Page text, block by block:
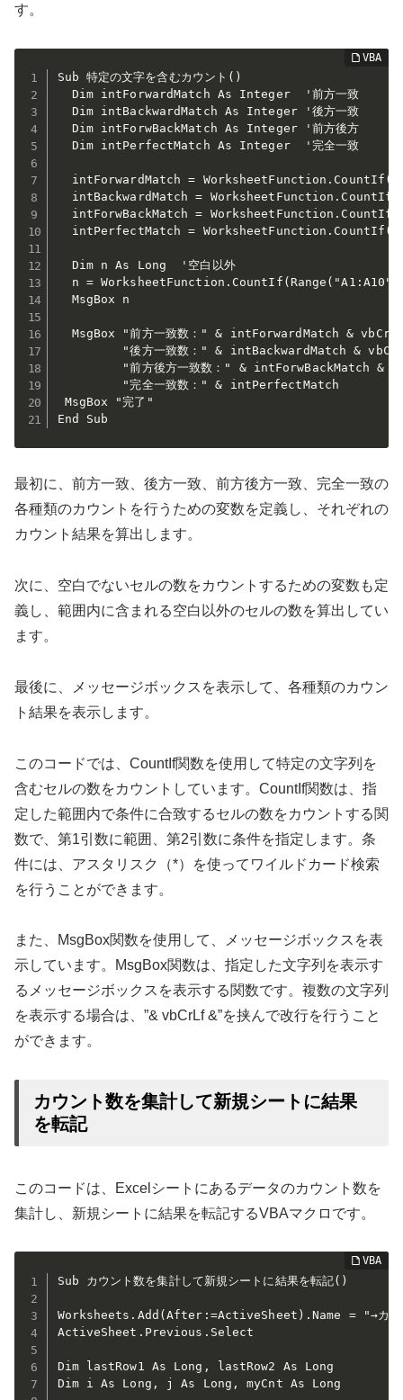
す。
Sub 特定の文字を含むカウント()
  Dim intForwardMatch As Integer  '前方一致
  Dim intBackwardMatch As Integer '後方一致
  Dim intForwBackMatch As Integer '前方後方
  Dim intPerfectMatch As Integer  '完全一致
intForwardMatch =
intBackwardMatch =
intForwBackMatch =
intPerfectMatch =
  Dim n As Long  '空白以外
n =
  MsgBox n
MsgBox "前方一致数：" & intForwardMatch &
"後方一致数：" & intBackwardMatch &
"前方後方一致数：" & intForwBackMatch &
         "完全一致数：" & intPerfectMatch
MsgBox "完了"
End Sub
最初に、前方一致、後方一致、前方後方一致、完全一致の
各種類のカウントを行うための変数を定義し、それぞれの
カウント結果を算出します。
次に、空白でないセルの数をカウントするための変数も定
義し、範囲内に含まれる空白以外のセルの数を算出してい
ます。
最後に、メッセージボックスを表示して、各種類のカウン
ト結果を表示します。
このコードでは、CountIf関数を使用して特定の文字列を
含むセルの数をカウントしています。CountIf関数は、指
定した範囲内で条件に合致するセルの数をカウントする関
数で、第1引数に範囲、第2引数に条件を指定します。条
件には、アスタリスク（*）を使ってワイルドカード検索
を行うことができます。
また、MsgBox関数を使用して、メッセージボックスを表
示しています。MsgBox関数は、指定した文字列を表示す
るメッセージボックスを表示する関数です。複数の文字列
を表示する場合は、”& vbCrLf &”を挟んで改行を行うこと
ができます。
カウント数を集計して新規シートに結果
を転記
このコードは、Excelシートにあるデータのカウント数を
集計し、新規シートに結果を転記するVBAマクロです。
Sub カウント数を集計して新規シートに結果を転記()
Worksheets.Add(After:=ActiveSheet).Name = "→カ
ActiveSheet.Previous.Select
Dim lastRow1 As Long, lastRow2 As Long
Dim i As Long, j As Long, myCnt As Long